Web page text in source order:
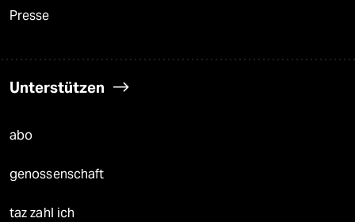
Presse
Unterstützen
abo
genossenschaft
taz zahl ich